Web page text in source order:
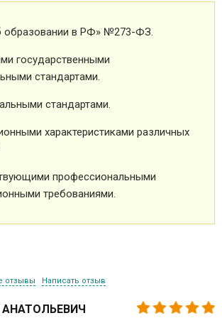
образовании в РФ» №273-ФЗ.
государственными
стандартами.
стандартами.
характеристиками различных
профессиональными
требованиями.
отзывы Написать отзыв
АНАТОЛЬЕВИЧ